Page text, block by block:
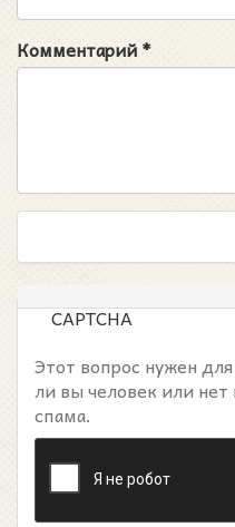
Комментарий*
CAPTCHA
Этот вопрос нужен
ли вы человек или
спама.